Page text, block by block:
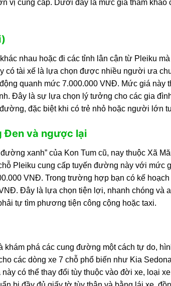
vị cung cấp. Dưới đây là mức giá tham khảo
nhau hoặc đi các tỉnh lân cận từ Pleiku
có tài xế là lựa chọn được nhiều người ưa
quanh mức 7.000.000 VNĐ. Mức giá này
Đây là sự lựa chọn lý tưởng cho các gia
đặc biệt khi có trẻ nhỏ hoặc người lớn
Đen và ngược lại
xanh” của Kon Tum cũ, nay thuộc Xã
Pleiku cung cấp tuyến đường này với mức
VNĐ. Trong trường hợp bạn có kế hoạch
Đây là lựa chọn tiện lợi, nhanh chóng và
tự tìm phương tiện công cộng hoặc taxi.
phá các cung đường một cách tự do,
các dòng xe 7 chỗ phổ biến như Kia
có thể thay đổi tùy thuộc vào đời xe, loại